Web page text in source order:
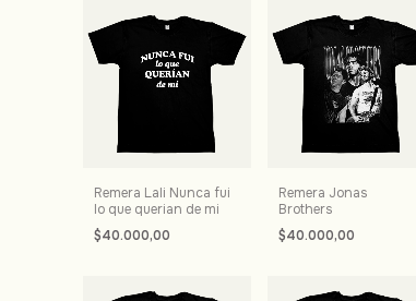
Remera Lali Nunca fui
lo que querian de mi
$40.000,00
Remera Jonas
Brothers
$40.000,00